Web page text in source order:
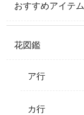
おすすめアイテム
花図鑑
ア行
カ行